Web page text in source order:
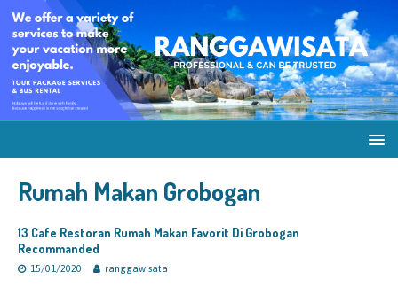
Rumah Makan Grobogan
13 Cafe Restoran Rumah Makan Favorit Di Grobogan
Recommanded
15/01/2020 ranggawisata